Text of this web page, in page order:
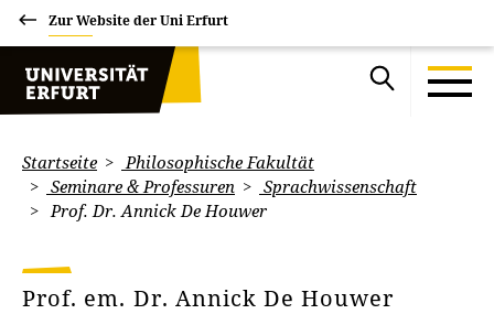
Zur Website der Uni Erfurt
Startseite
Philosophische Fakultät
Seminare & Professuren
Sprachwissenschaft
Prof. Dr. Annick De Houwer
Prof. em. Dr. Annick De Houwer